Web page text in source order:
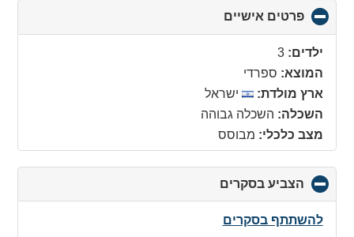
פרטים אישיים
to
ילדים: 3
המוצא: ספרדי
ארץ מולדת:
ישראל
השכלה: השכלה גבוהה
מצב כלכלי: מבוסס
הצביע בסקרים
to
להשתתף בסקרים